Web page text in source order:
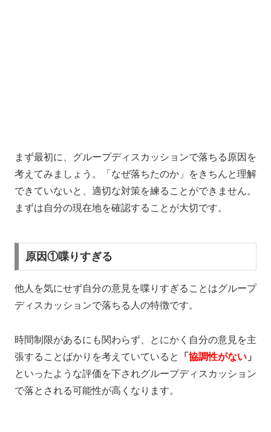
まず最初に、グループディスカッションで落ちる原因を
考えてみましょう。「なぜ落ちたのか」をきちんと理解
できていないと、適切な対策を練ることができません。
まずは自分の現在地を確認することが大切です。
原因①喋りすぎる
他人を気にせず自分の意見を喋りすぎることはグループ
ディスカッションで落ちる人の特徴です。
時間制限があるにも関わらず、とにかく自分の意見を主
張することばかりを考えていていると
「 協調性がない 」
といったような評価を下されグループディスカッション
で落とされる可能性が高くなります。